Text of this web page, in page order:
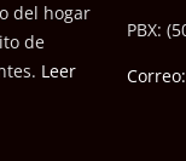
del hogar
de
Leer
PBX: